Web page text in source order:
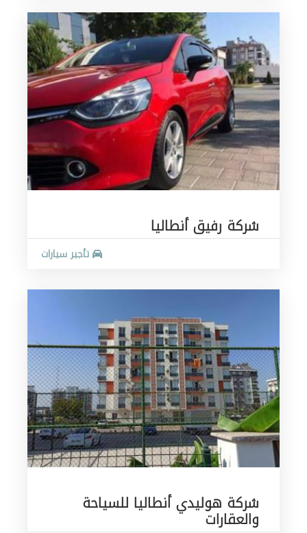
شركة رفيق أنطاليا
تأجير سيارات
شركة هوليدي أنطاليا للسياحة
والعقارات